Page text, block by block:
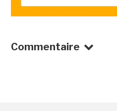
Commentaire